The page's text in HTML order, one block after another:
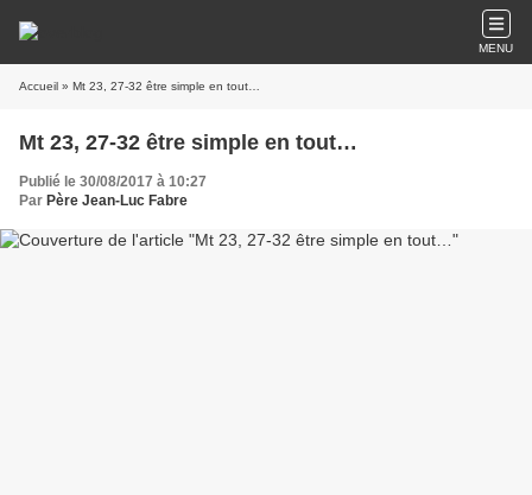
MENU
Accueil » Mt 23, 27-32 être simple en tout…
Mt 23, 27-32 être simple en tout…
Publié le 30/08/2017 à 10:27
Par Père Jean-Luc Fabre